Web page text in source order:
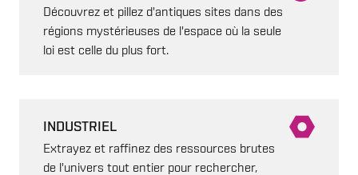
Découvrez et pillez d'antiques sites dans des
régions mystérieuses de l'espace où la seule
loi est celle du plus fort.
INDUSTRIEL
Extrayez et raffinez des ressources brutes
de l'univers tout entier pour rechercher,